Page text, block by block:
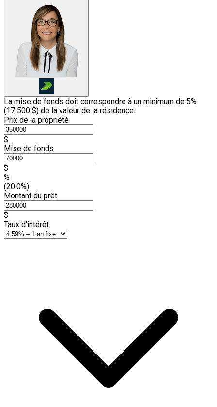
La mise de fonds doit correspondre à un minimum de 5%
(17 500 $) de la valeur de la résidence.
Prix de la propriété
$
Mise de fonds
$
%
(20.0%)
Montant du prêt
$
Taux d'intérêt